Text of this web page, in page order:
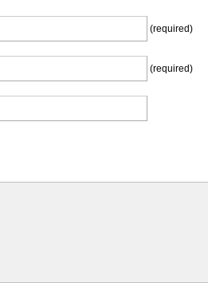
(required)
(required)